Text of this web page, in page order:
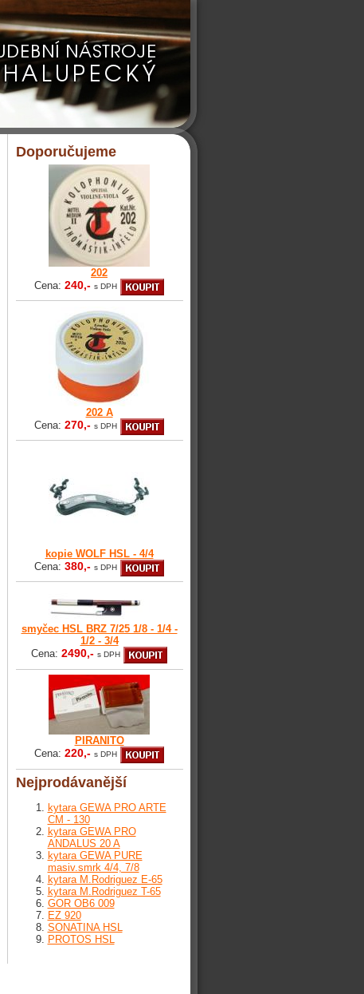
Doporučujeme
202
Cena: 240,- s DPH
202 A
Cena: 270,- s DPH
kopie WOLF HSL - 4/4
Cena: 380,- s DPH
smyčec HSL BRZ 7/25 1/8 - 1/4 -
1/2 - 3/4
Cena: 2490,- s DPH
PIRANITO
Cena: 220,- s DPH
Nejprodávanější
kytara GEWA PRO ARTE
CM - 130
kytara GEWA PRO
ANDALUS 20 A
kytara GEWA PURE
masiv.smrk 4/4, 7/8
kytara M.Rodriguez E-65
kytara M.Rodriguez T-65
GOR OB6 009
EZ 920
SONATINA HSL
PROTOS HSL